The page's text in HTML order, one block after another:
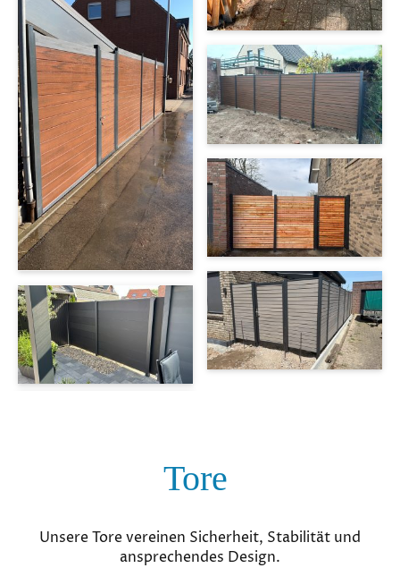
Tore
Unsere Tore vereinen Sicherheit, Stabilität und
ansprechendes Design.